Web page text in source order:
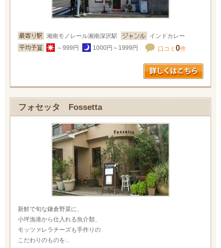
湘南モノレール湘南深沢駅
インドカレー
～999円
1000円～1999円 口コミ 0件
フォセッタ Fossetta
新鮮で旬な鎌倉野菜に、
小坪漁港から仕入れる魚介類、
モッツァレラチーズも手作りの
こだわりのものを...